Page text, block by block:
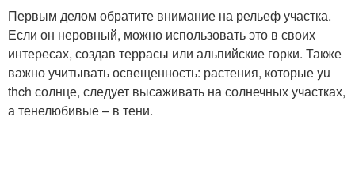
Первым делом обратите внимание на рельеф участка.
Если он неровный, можно использовать это в своих
интересах, создав террасы или альпийские горки. Также
важно учитывать освещенность: растения, которые yu
thch солнце, следует высаживать на солнечных участках,
а тенелюбивые – в тени.